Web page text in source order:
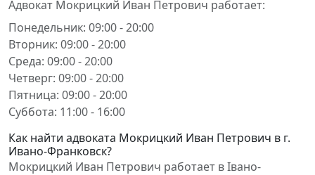
Адвокат Мокрицкий Иван Петрович работает:
Понедельник: 09:00 - 20:00
Вторник: 09:00 - 20:00
Среда: 09:00 - 20:00
Четверг: 09:00 - 20:00
Пятница: 09:00 - 20:00
Суббота: 11:00 - 16:00
Как найти адвоката Мокрицкий Иван Петрович в г.
Ивано-Франковск?
Мокрицкий Иван Петрович работает в Івано-